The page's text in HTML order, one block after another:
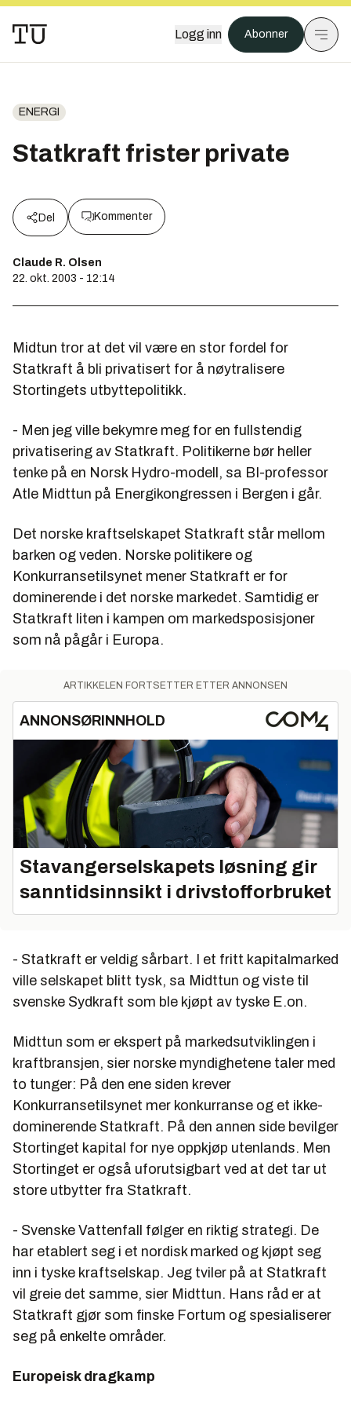
Logg inn Abonner
ENERGI
Statkraft frister private
Del Kommenter
Claude R. Olsen
22. okt. 2003 - 12:14
Midtun tror at det vil være en stor fordel for
Statkraft å bli privatisert for å nøytralisere
Stortingets utbyttepolitikk.
- Men jeg ville bekymre meg for en fullstendig
privatisering av Statkraft. Politikerne bør heller
tenke på en Norsk Hydro-modell, sa BI-professor
Atle Midttun på Energikongressen i Bergen i går.
Det norske kraftselskapet Statkraft står mellom
barken og veden. Norske politikere og
Konkurransetilsynet mener Statkraft er for
dominerende i det norske markedet. Samtidig er
Statkraft liten i kampen om markedsposisjoner
som nå pågår i Europa.
ARTIKKELEN FORTSETTER ETTER ANNONSEN
ANNONSØRINNHOLD
Stavangerselskapets løsning gir
sanntidsinnsikt i drivstofforbruket
- Statkraft er veldig sårbart. I et fritt kapitalmarked
ville selskapet blitt tysk, sa Midttun og viste til
svenske Sydkraft som ble kjøpt av tyske E.on.
Midttun som er ekspert på markedsutviklingen i
kraftbransjen, sier norske myndighetene taler med
to tunger: På den ene siden krever
Konkurransetilsynet mer konkurranse og et ikke-
dominerende Statkraft. På den annen side bevilger
Stortinget kapital for nye oppkjøp utenlands. Men
Stortinget er også uforutsigbart ved at det tar ut
store utbytter fra Statkraft.
- Svenske Vattenfall følger en riktig strategi. De
har etablert seg i et nordisk marked og kjøpt seg
inn i tyske kraftselskap. Jeg tviler på at Statkraft
vil greie det samme, sier Midttun. Hans råd er at
Statkraft gjør som finske Fortum og spesialiserer
seg på enkelte områder.
Europeisk dragkamp